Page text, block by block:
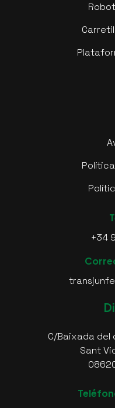
+34
C/Baixada del
Sant